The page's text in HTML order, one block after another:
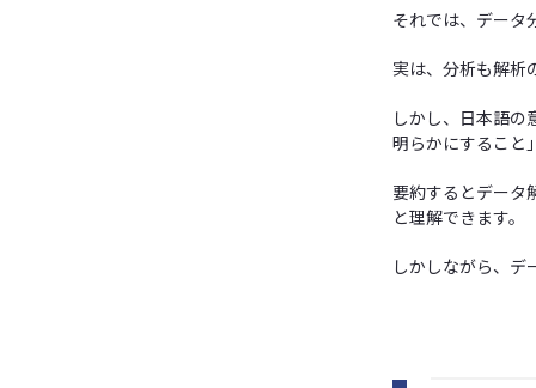
それでは、データ
実は、分析も解析
しかし、日本語の
明らかにすること
要約するとデータ
と理解できます。
しかしながら、デ